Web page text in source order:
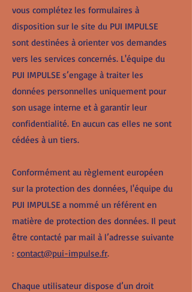
vous complétez les formulaires à
disposition sur le site du PUI IMPULSE
sont destinées à orienter vos demandes
vers les services concernés. L'équipe du
PUI IMPULSE s’engage à traiter les
données personnelles uniquement pour
son usage interne et à garantir leur
confidentialité. En aucun cas elles ne sont
cédées à un tiers.
Conformément au règlement européen
sur la protection des données, l'équipe du
PUI IMPULSE a nommé un référent en
matière de protection des données. Il peut
être contacté par mail à l’adresse suivante
: contact@pui-impulse.fr.
Chaque utilisateur dispose d’un droit